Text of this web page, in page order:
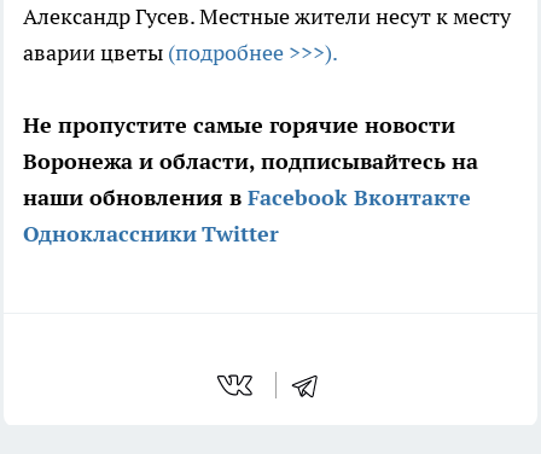
Александр Гусев. Местные жители несут к месту
аварии цветы (подробнее >>>).
Не пропустите самые горячие новости
Воронежа и области, подписывайтесь на
наши обновления в Facebook Вконтакте
ОдноклассникиTwitter